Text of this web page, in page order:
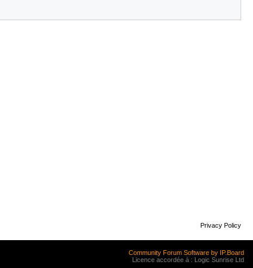
Privacy Policy
Community Forum Software by IP.Board
Licence accordée à : Logic Sunrise Ltd